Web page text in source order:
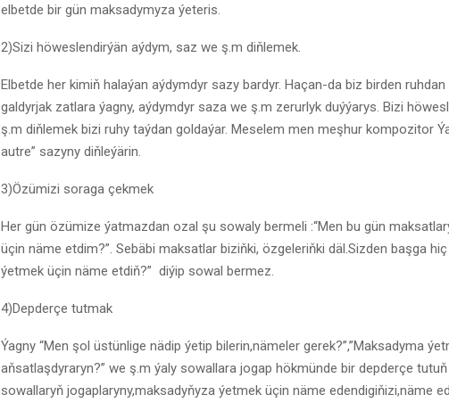
elbetde bir gün maksadymyza ýeteris.
2)Sizi höweslendirýän aýdym, saz we ş.m diňlemek.
Elbetde her kimiň halaýan aýdymdyr sazy bardyr. Haçan-da biz birden
galdyrjak zatlara ýagny, aýdymdyr saza we ş.m zerurlyk duýýarys. Bizi
ş.m diňlemek bizi ruhy taýdan goldaýar. Meselem men meşhur kompozitor
autre” sazyny diňleýärin.
3)Özümizi soraga çekmek
Her gün özümize ýatmazdan ozal şu sowaly bermeli :“Men bu gün
üçin näme etdim?”. Sebäbi maksatlar biziňki, özgeleriňki däl.Sizden başga
ýetmek üçin näme etdiň?” diýip sowal bermez.
4)Depderçe tutmak
Ýagny “Men şol üstünlige nädip ýetip bilerin,nämeler gerek?”,”Maksadyma
aňsatlaşdyraryn?” we ş.m ýaly sowallara jogap hökmünde bir depderçe
sowallaryň jogaplaryny,maksadyňyza ýetmek üçin näme edendigiňizi,näme